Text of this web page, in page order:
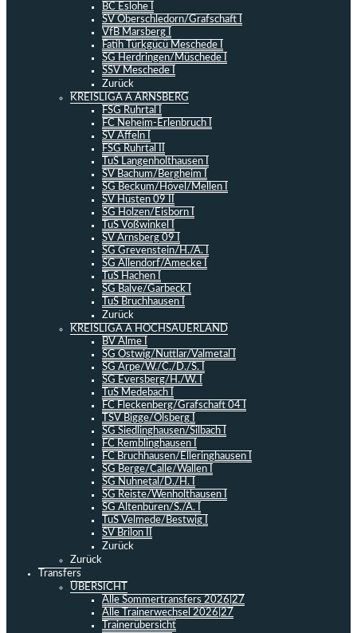
BC Eslohe I
SV Oberschledorn/Grafschaft I
VfB Marsberg I
Fatih Türkgücü Meschede I
SG Herdringen/Müschede I
SSV Meschede I
Zurück
KREISLIGA A ARNSBERG
FSG Ruhrtal I
FC Neheim-Erlenbruch I
SV Affeln I
FSG Ruhrtal II
TuS Langenholthausen I
SV Bachum/Bergheim I
SG Beckum/Hövel/Mellen I
SV Hüsten 09 II
SG Holzen/Eisborn I
TuS Voßwinkel I
SV Arnsberg 09 I
SG Grevenstein/H./A. I
SG Allendorf/Amecke I
TuS Hachen I
SG Balve/Garbeck I
TuS Bruchhausen I
Zurück
KREISLIGA A HOCHSAUERLAND
BV Alme I
SG Ostwig/Nuttlar/Valmetal I
SG Arpe/W./C./D./S. I
SG Eversberg/H./W. I
TuS Medebach I
FC Fleckenberg/Grafschaft 04 I
TSV Bigge/Olsberg I
SG Siedlinghausen/Silbach I
FC Remblinghausen I
FC Bruchhausen/Elleringhausen I
SG Berge/Calle/Wallen I
SG Nuhnetal/D./H. I
SG Reiste/Wenholthausen I
SG Altenbüren/S./A. I
TuS Velmede/Bestwig I
SV Brilon II
Zurück
Zurück
Transfers
ÜBERSICHT
Alle Sommertransfers 2026|27
Alle Trainerwechsel 2026|27
Trainerübersicht